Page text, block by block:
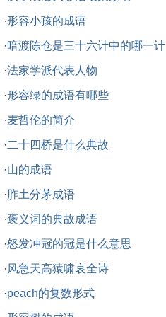
·形容小孩的成语
·暗渡陈仓是三十六计中的哪一计
·法家学派代表人物
·形容绿的成语有哪些
·麦哲伦的简介
·二十四桥是什么典故
·山的成语
· 胙土分茅成语
·褒义词的典故成语
·怒发冲冠的冠是什么意思
·风急天高猿啸哀全诗
·peach的复数形式